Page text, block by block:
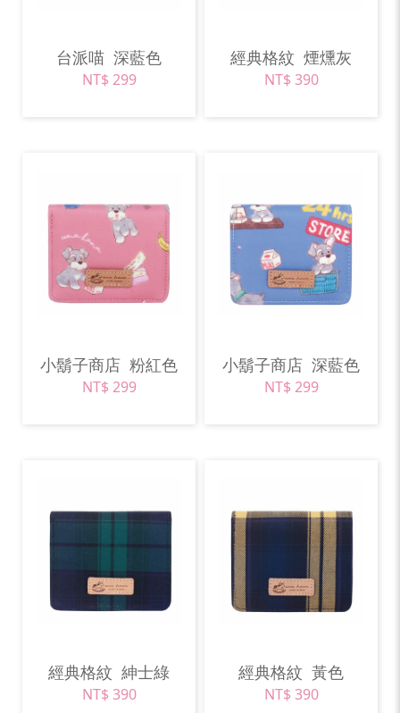
台派喵 深藍色
NT$ 299
經典格紋 煙燻灰
NT$ 390
小鬍子商店 粉紅色
NT$ 299
小鬍子商店 深藍色
NT$ 299
經典格紋 紳士綠
NT$ 390
經典格紋 黃色
NT$ 390